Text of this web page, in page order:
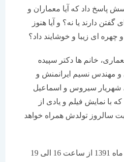
داد که آیا معماران و
یا نه؟ و آیا هنوز
زیبا و خوشایند داد؟
خانم ها دکتر سپیده
نسیم ایرانمنش و
سیروس و اسماعیل
فیلم و یادی از
تولدش همراه خواهد